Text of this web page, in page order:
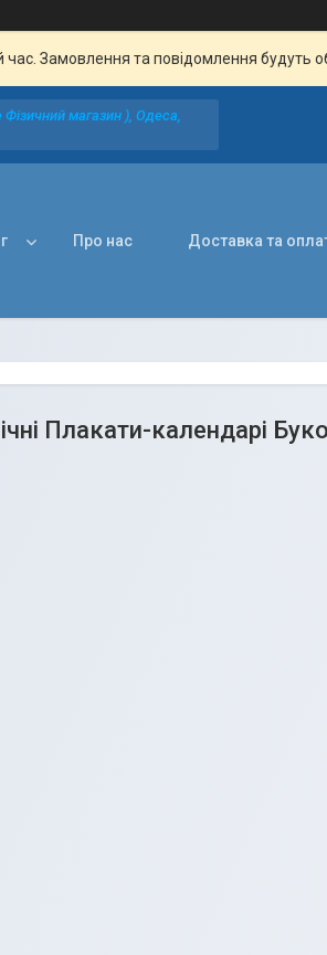
час. Замовлення та повідомлення будуть
магазин ), Одеса,
Про нас Доставка та
Плакати-календарі